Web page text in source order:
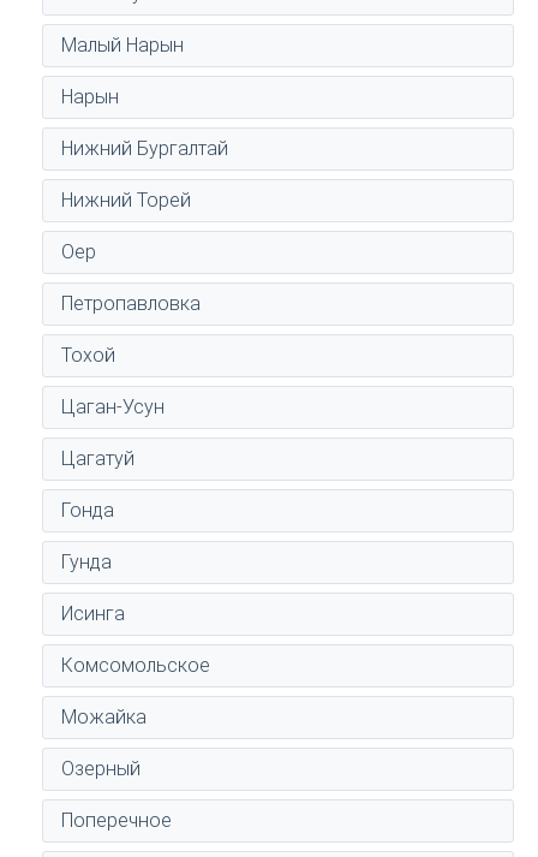
Малый Нарын
Нарын
Нижний Бургалтай
Нижний Торей
Оер
Петропавловка
Тохой
Цаган-Усун
Цагатуй
Гонда
Гунда
Исинга
Комсомольское
Можайка
Озерный
Поперечное